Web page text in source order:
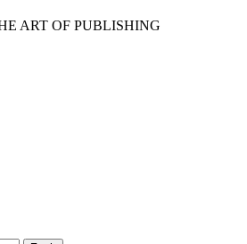
ART OF PUBLISHING